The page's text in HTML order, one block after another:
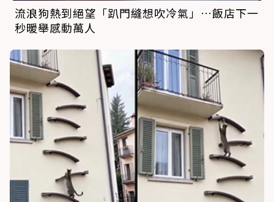
流浪狗熱到絕望「趴門縫想吹冷氣」…飯店下一
秒暖舉感動萬人